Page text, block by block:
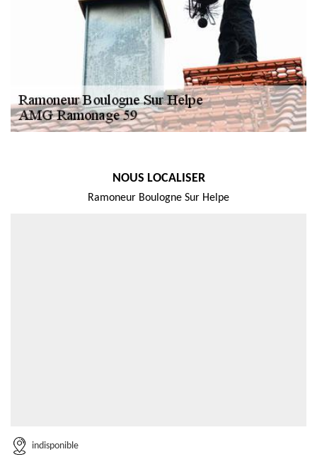
NOUS LOCALISER
Ramoneur Boulogne Sur Helpe
indisponible